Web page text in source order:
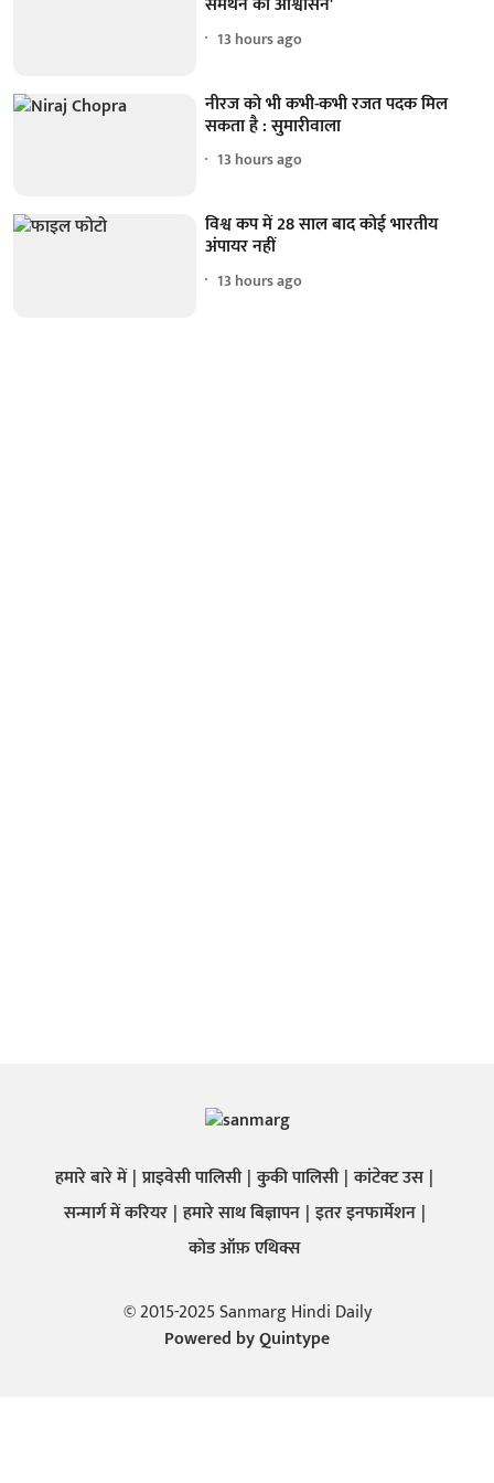
13 hours ago
नीरज को भी कभी-कभी रजत पदक मिल
सकता है : सुमारीवाला
13 hours ago
विश्व कप में 28 साल बाद कोई भारतीय
अंपायर नहीं
13 hours ago
हमारे बारे में प्राइवेसी पालिसी कुकी पालिसी कांटेक्ट उस
सन्मार्ग में करियर हमारे साथ बिज्ञापन इतर इनफार्मेशन
कोड ऑफ़ एथिक्स
© 2015-2025 Sanmarg Hindi Daily
Powered byQuintype